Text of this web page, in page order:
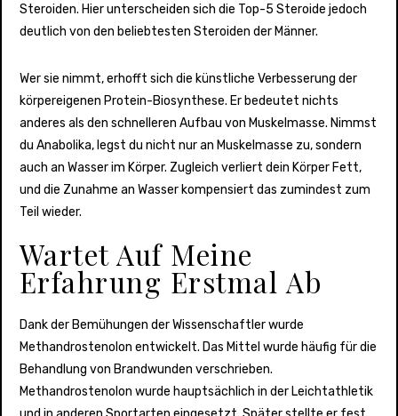
Steroiden. Hier unterscheiden sich die Top-5 Steroide jedoch
deutlich von den beliebtesten Steroiden der Männer.
Wer sie nimmt, erhofft sich die künstliche Verbesserung der
körpereigenen Protein-Biosynthese. Er bedeutet nichts
anderes als den schnelleren Aufbau von Muskelmasse. Nimmst
du Anabolika, legst du nicht nur an Muskelmasse zu, sondern
auch an Wasser im Körper. Zugleich verliert dein Körper Fett,
und die Zunahme an Wasser kompensiert das zumindest zum
Teil wieder.
Wartet Auf Meine
Erfahrung Erstmal Ab
Dank der Bemühungen der Wissenschaftler wurde
Methandrostenolon entwickelt. Das Mittel wurde häufig für die
Behandlung von Brandwunden verschrieben.
Methandrostenolon wurde hauptsächlich in der Leichtathletik